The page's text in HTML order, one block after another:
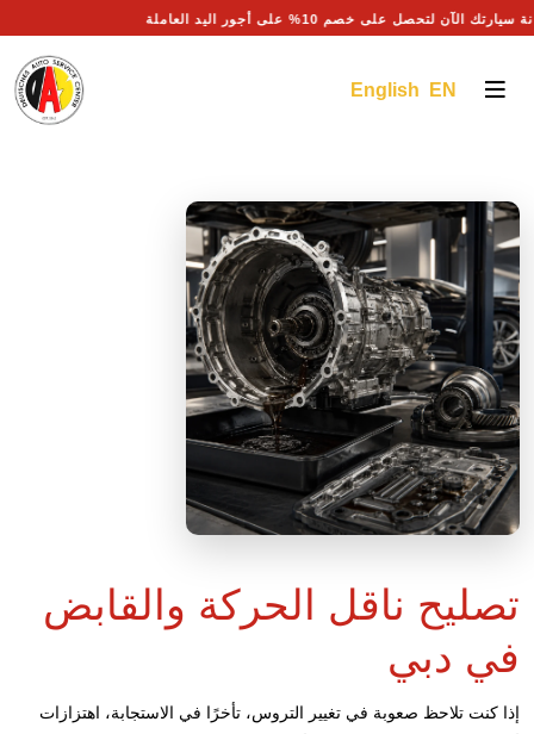
صيانة سيارتك الآن لتحصل على خصم 10% على أجور اليد العاملة
English EN
تصليح ناقل الحركة والقابض
في دبي
إذا كنت تلاحظ صعوبة في تغيير التروس، تأخرًا في الاستجابة، اهتزازات